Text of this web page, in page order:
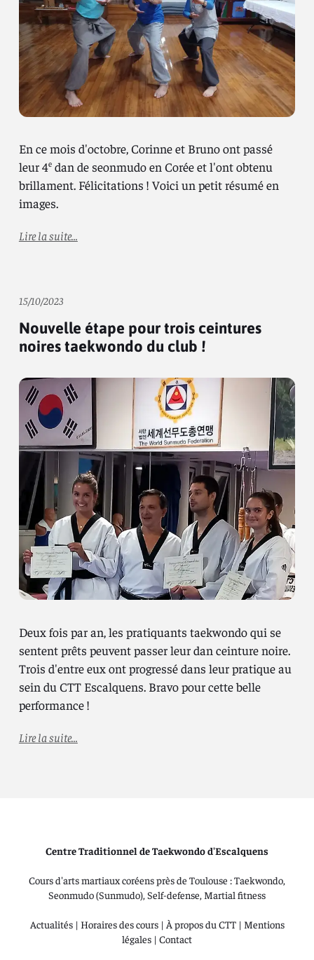
En ce mois d'octobre, Corinne et Bruno ont passé
leur 4edan de seonmudo en Corée et l'ont obtenu
brillament. Félicitations ! Voici un petit résumé en
images.
Lire la suite...
15/10/2023
Nouvelle étape pour trois ceintures
noires taekwondo du club !
Deux fois par an, les pratiquants taekwondo qui se
sentent prêts peuvent passer leur dan ceinture noire.
Trois d'entre eux ont progressé dans leur pratique au
sein du CTT Escalquens. Bravo pour cette belle
performance !
Lire la suite...
Centre Traditionnel de Taekwondo d'Escalquens
Cours d'arts martiaux coréens près de Toulouse : Taekwondo,
Seonmudo (Sunmudo), Self-defense, Martial fitness
Actualités| Horaires des cours| À propos du CTT| Mentions
légales | Contact